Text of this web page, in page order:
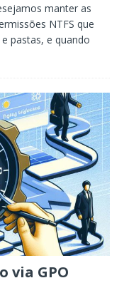
manter as
NTFS que
pastas, e quando
via GPO